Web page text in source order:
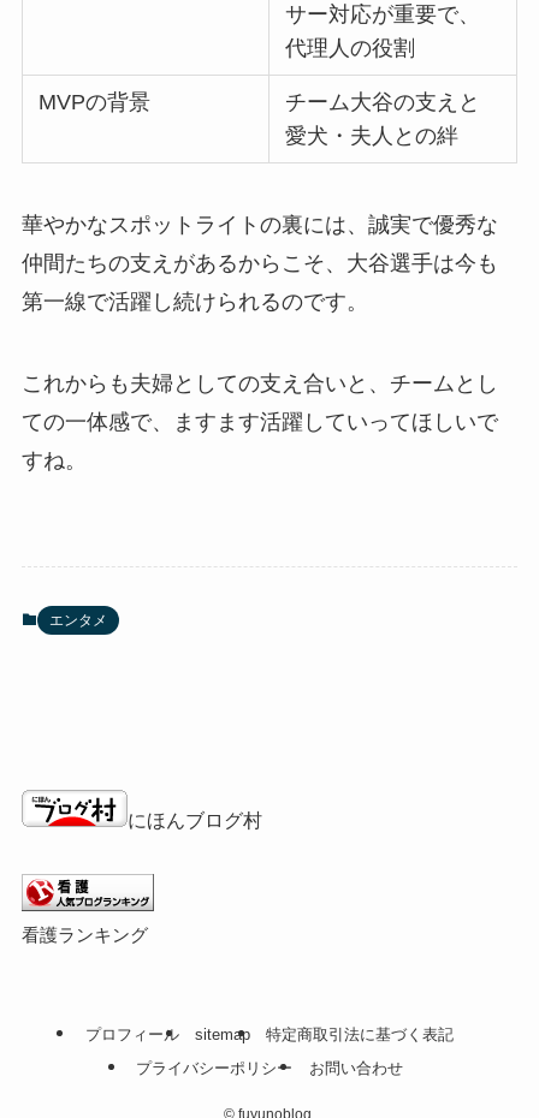
サー対応が重要で、
代理人の役割
MVPの背景
チーム大谷の支えと
愛犬・夫人との絆
華やかなスポットライトの裏には、誠実で優秀な
仲間たちの支えがあるからこそ、大谷選手は今も
第一線で活躍し続けられるのです。
これからも夫婦としての支え合いと、チームとし
ての一体感で、ますます活躍していってほしいで
すね。
エンタメ
にほんブログ村
看護ランキング
プロフィール sitemap
特定商取引法に基づく表記
プライバシーポリシー
お問い合わせ